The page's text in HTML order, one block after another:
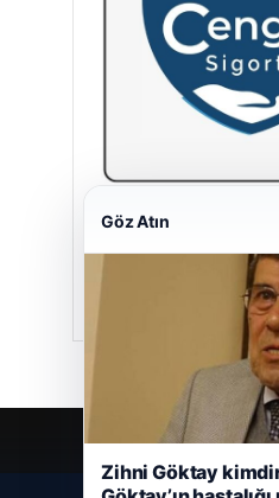
Cengiz Sigorta
23/06/2026
Göz Atın
Zihni Göktay